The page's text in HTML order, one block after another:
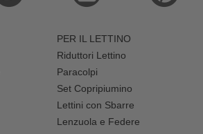
PER IL LETTINO
Riduttori Lettino
Paracolpi
Set Copripiumino
Lettini con Sbarre
Lenzuola e Federe